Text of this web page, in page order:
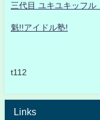
三代目 ユキユキッフ
魁!!アイドル塾!
t112
Links